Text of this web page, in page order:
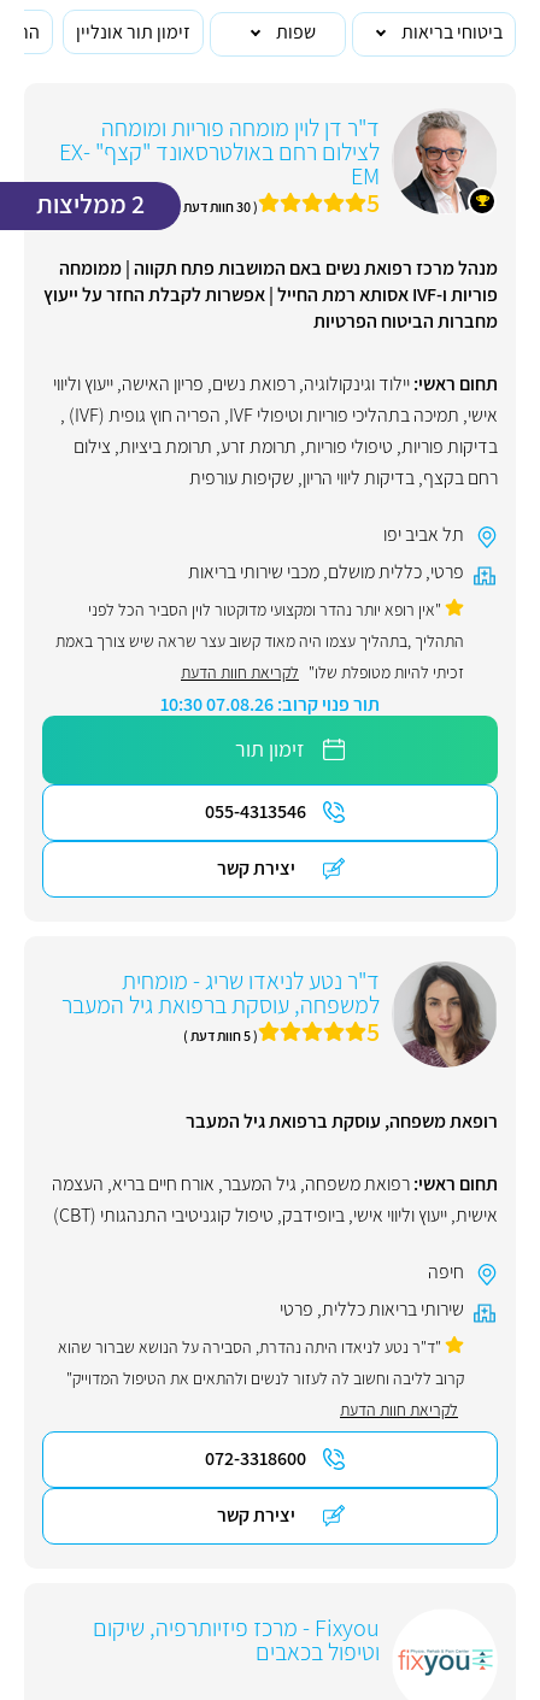
ביטוחי בריאות שפות זימון תור אונליין
ד"ר דן לוין מומחה פוריות ומומחה
לצילום רחם באולטרסאונד "קצף" EX-
EM
5 ( 30 חוות דעת )
מנהל מרכז רפואת נשים באם המושבות פתח תקווה | ממומחה
פוריות ו-IVF אסותא רמת החייל | אפשרות לקבלת החזר על ייעוץ
מחברות הביטוח הפרטיות
תחום ראשי:יילוד וגינקולוגיה, רפואת נשים, פריון האישה,ייעוץ וליווי
אישי, תמיכה בתהליכי פוריות וטיפולי IVF , הפריה חוץ גופית (IVF)
,
בדיקות פוריות, טיפולי פוריות, תרומת זרע, תרומת ביציות, צילום
רחם בקצף,בדיקות ליווי הריון, שקיפות עורפית
תל אביב יפו
פרטי,כללית מושלם,מכבי שירותי בריאות
"אין רופא יותר נהדר ומקצועי מדוקטור לוין הסביר הכל לפני
התהליך ,בתהליך עצמו היה מאוד קשוב עצר שראה שיש צורך באמת
זכיתי להיות מטופלת שלו" לקריאת חוות הדעת
תור פנוי קרוב: 07.08.26 10:30
זימון תור
055-4313546
יצירת קשר
2 ממליצות
ד"ר נטע לניאדו שריג - מומחית
למשפחה, עוסקת ברפואת גיל המעבר
5 ( 5 חוות דעת )
רופאת משפחה, עוסקת ברפואת גיל המעבר
תחום ראשי:רפואת משפחה, גיל המעבר, אורח חיים בריא, העצמה
אישית,ייעוץ וליווי אישי,ביופידבק, טיפול קוגניטיבי התנהגותי (CBT)
חיפה
שירותי בריאות כללית, פרטי
"ד"ר נטע לניאדו היתה נהדרת, הסבירה על הנושא שברור שהוא
קרוב לליבה וחשוב לה לעזור לנשים ולהתאים את הטיפול המדוייק"
לקריאת חוות הדעת
072-3318600
יצירת קשר
Fixyou - מרכז פיזיותרפיה, שיקום
וטיפול בכאבים